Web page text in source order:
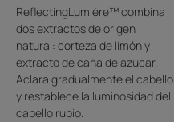
ReflectingLumière™ combina
dos extractos de origen
natural: corteza de limón y
extracto de caña de azúcar.
Aclara gradualmente el cabello
y restablece la luminosidad del
cabello rubio.